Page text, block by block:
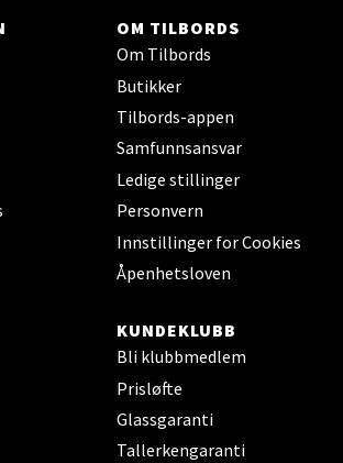
OM TILBORDS
Om Tilbords
Butikker
Tilbords-appen
Samfunnsansvar
Ledige stillinger
Personvern
Innstillinger for Cookies
Åpenhetsloven
KUNDEKLUBB
Bli klubbmedlem
Prisløfte
Glassgaranti
Tallerkengaranti
- Sortland Storsenter
8400 Sortland
19
- Thon Senter Steinkjer
2, 7714 Steinkjer
20